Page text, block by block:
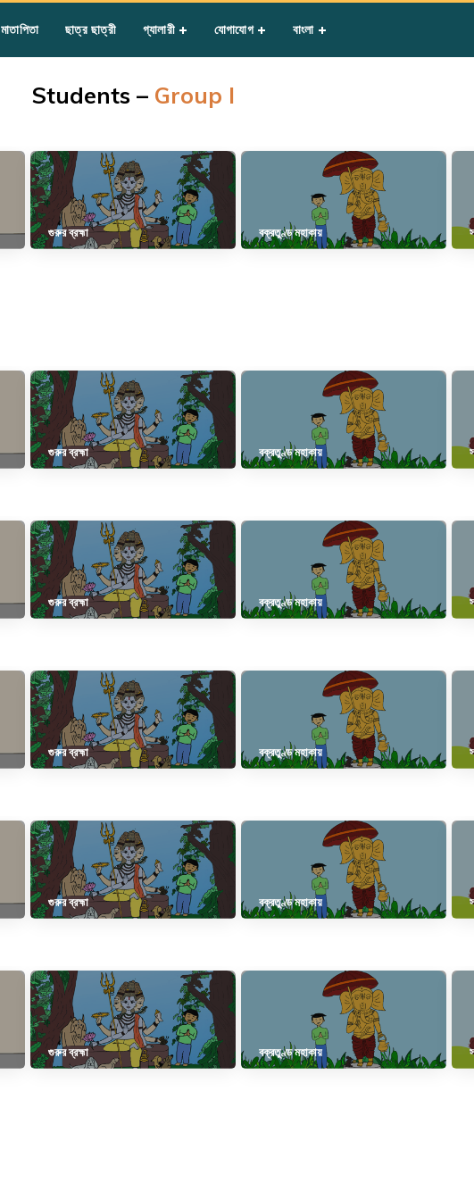
মাতাপিতা ছাত্র ছাত্রী গ্যালারী যোগাযোগ বাংলা
Students – Group I
গুরুর ব্রহ্মা বক্রতুণ্ড মহাকায়
গুরুর ব্রহ্মা বক্রতুণ্ড মহাকায়
গুরুর ব্রহ্মা বক্রতুণ্ড মহাকায়
গুরুর ব্রহ্মা বক্রতুণ্ড মহাকায়
গুরুর ব্রহ্মা বক্রতুণ্ড মহাকায়
গুরুর ব্রহ্মা বক্রতুণ্ড মহাকায়